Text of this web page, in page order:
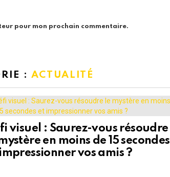
pour mon prochain commentaire.
: ACTUALITÉ
visuel : Saurez-vous résoudre
en moins de 15 secondes
vos amis ?